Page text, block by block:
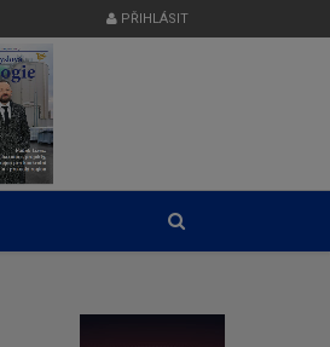
PŘIHLÁSIT